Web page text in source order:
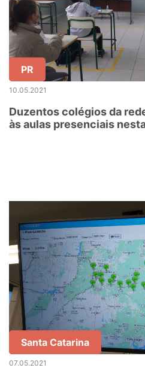
PR
10.05.2021
Duzentos colégios da
às aulas presenciais
Santa Catarina
07.05.2021